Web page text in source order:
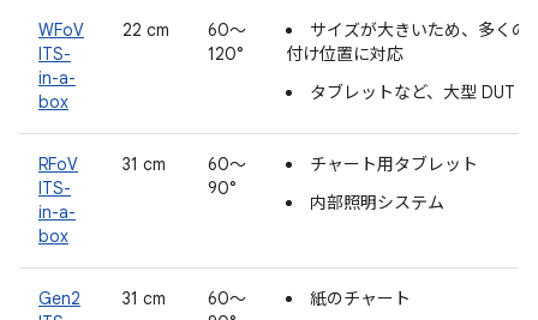
WFoV
ITS-
in-a-
box
22 cm
60～
120°
サイズが大きいため、多くの
付け位置に対応
タブレットなど、大型 DUT
RFoV
ITS-
in-a-
box
31 cm
60～
90°
チャート用タブレット
内部照明システム
Gen2
31 cm
60～
紙のチャート